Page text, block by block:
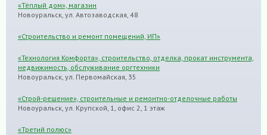
«Тёплый дом», магазин
Новоуральск, ул. Автозаводская, 48
«Строительство и ремонт помещений, ИП»
«Технология Комфорта», строительство, отделка, прокат инструмента,
недвижимость, обслуживание оргтехники
Новоуральск, ул. Первомайская, 35
«Строй-решение», строительные и ремонтно-отделочные работы
Новоуральск, ул. Крупской, 1, офис 2, 1 этаж
«Третий полюс»